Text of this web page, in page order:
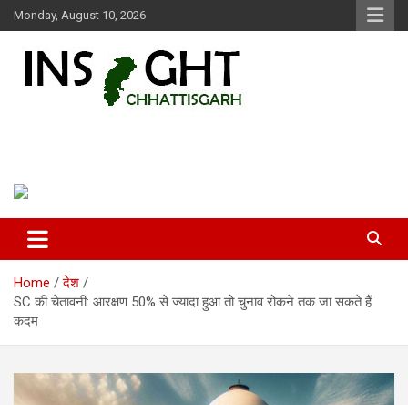
Skip
to
Monday, August 10, 2026
Home
देश
SC की चेतावनी: आरक्षण 50% से ज्यादा हुआ तो चुनाव रोकने तक जा सकते हैं
कदम